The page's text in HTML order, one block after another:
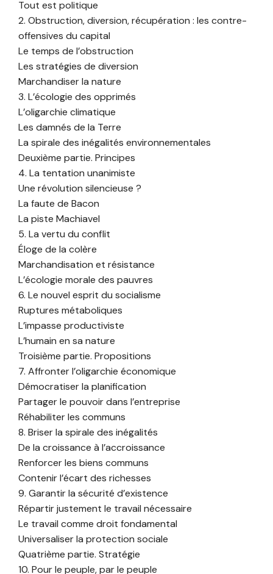
Tout est politique
2. Obstruction, diversion, récupération : les contre-
offensives du capital
Le temps de l’obstruction
Les stratégies de diversion
Marchandiser la nature
3. L’écologie des opprimés
L’oligarchie climatique
Les damnés de la Terre
La spirale des inégalités environnementales
Deuxième partie. Principes
4. La tentation unanimiste
Une révolution silencieuse ?
La faute de Bacon
La piste Machiavel
5. La vertu du conflit
Éloge de la colère
Marchandisation et résistance
L’écologie morale des pauvres
6. Le nouvel esprit du socialisme
Ruptures métaboliques
L’impasse productiviste
L’humain en sa nature
Troisième partie. Propositions
7. Affronter l’oligarchie économique
Démocratiser la planification
Partager le pouvoir dans l’entreprise
Réhabiliter les communs
8. Briser la spirale des inégalités
De la croissance à l’accroissance
Renforcer les biens communs
Contenir l’écart des richesses
9. Garantir la sécurité d’existence
Répartir justement le travail nécessaire
Le travail comme droit fondamental
Universaliser la protection sociale
Quatrième partie. Stratégie
10. Pour le peuple, par le peuple